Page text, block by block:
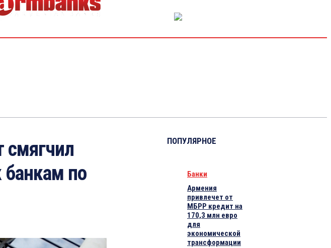
смягчил
банкам по
ПОПУЛЯРНОЕ
Банки
Армения
привлечет от
МБРР кредит на
170,3 млн евро
для
экономической
трансформации